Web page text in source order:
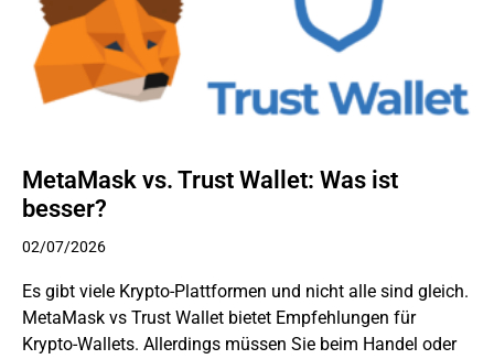
MetaMask vs. Trust Wallet: Was ist
besser?
02/07/2026
Es gibt viele Krypto-Plattformen und nicht alle sind gleich.
MetaMask vs Trust Wallet bietet Empfehlungen für
Krypto-Wallets. Allerdings müssen Sie beim Handel oder